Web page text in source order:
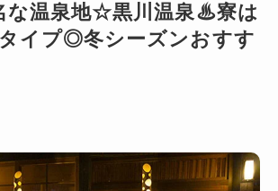
な温泉地☆黒川温泉♨寮は
イプ◎冬シーズンおすす